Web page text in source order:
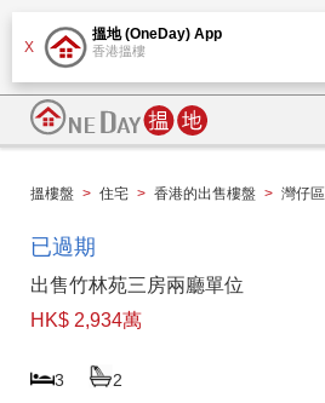
X
搵地 (OneDay) App
香港搵樓
搵樓盤 > 住宅 > 香港的出售樓盤 > 灣仔區
已過期
出售竹林苑三房兩廳單位
HK$ 2,934萬
3 2